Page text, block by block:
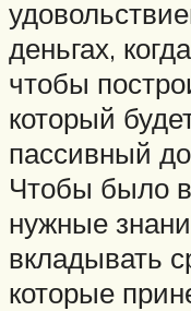
деньгах,
чтобы
который
пассивный
Чтобы было
нужные
вкладывать
которые